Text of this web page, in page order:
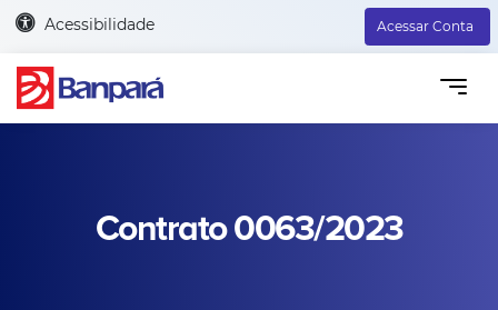
Acessibilidade Acessar Conta
Contrato 0063/2023